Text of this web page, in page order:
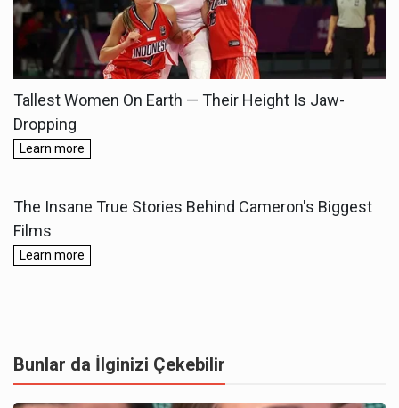
Bunlar da İlginizi Çekebilir